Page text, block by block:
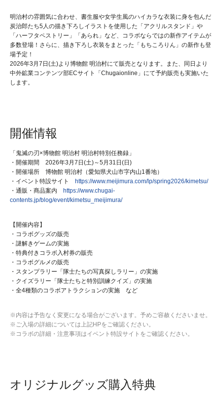
明治村の雰囲気に合わせ、書生服や女学生風のハイカラな衣装に身を包んだ
炭治郎たち5人の描き下ろしイラストを使用した「アクリルスタンド」や
「ハーフタペストリー」「あられ」など、コラボならではの新作アイテムが
多数登場！さらに、描き下ろし衣装をまとった「もちころりん」の新作も登
場予定！
2026年3月7日(土)より博物館 明治村にて販売となります。また、同日より
中外鉱業コンテンツ部ECサイト「Chugaionline」にて予約販売も実施いた
します。
開催情報
「鬼滅の刃×博物館 明治村 明治村特別任務録」
・開催期間 2026年3月7日(土)～5月31日(日)
・開催場所 博物館 明治村（愛知県犬山市字内山1番地）
・イベント特設サイト https://www.meijimura.com/lp/spring2026/kimetsu/
・通販・商品案内 https://www.chugai-
contents.jp/blog/event/kimetsu_meijimura/
【開催内容】
・コラボグッズの販売
・謎解きゲームの実施
・特典付きコラボ入村券の販売
・コラボグルメの販売
・スタンプラリー「隊士たちの写真探しラリー」の実施
・クイズラリー「隊士たちと特別訓練クイズ」の実施
・全4種類のコラボアトラクションの実施 など
※内容は予告なく変更になる場合がございます。予めご容赦くださいませ。
※ご入場の詳細については上記HPをご確認ください。
※コラボの詳細・注意事項はイベント特設サイトをご確認ください。
オリジナルグッズ購入特典